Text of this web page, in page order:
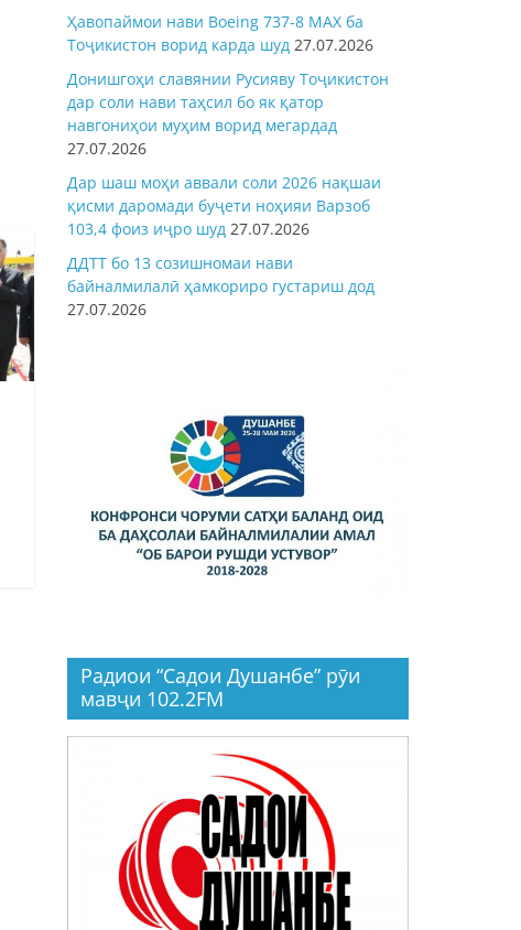
Ҳавопаймои нави Boeing 737-8 MAX ба
Тоҷикистон ворид карда шуд 27.07.2026
Донишгоҳи славянии Русияву Тоҷикистон
дар соли нави таҳсил бо як қатор
навгониҳои муҳим ворид мегардад
27.07.2026
Дар шаш моҳи аввали соли 2026 нақшаи
қисми даромади буҷети ноҳияи Варзоб
103,4 фоиз иҷро шуд 27.07.2026
ДДТТ бо 13 созишномаи нави
байналмилалӣ ҳамкориро густариш дод
27.07.2026
Радиои “Садои Душанбе” рӯи
мавҷи 102.2FM